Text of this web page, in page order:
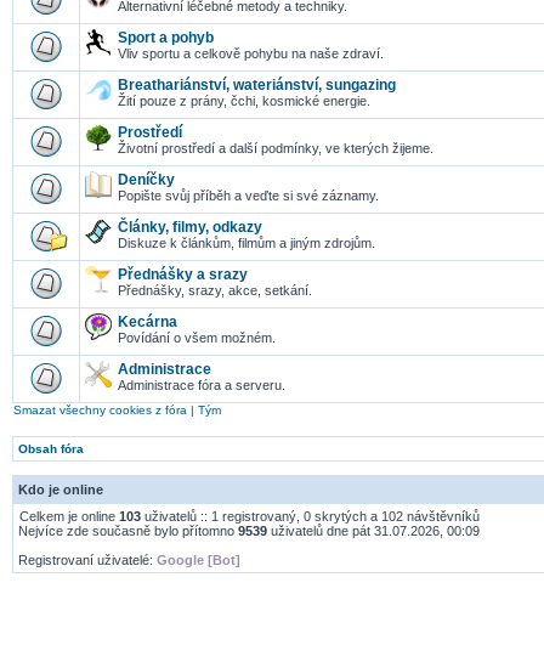
Alternativní léčebné metody a techniky.
Sport a pohyb
Vliv sportu a celkově pohybu na naše zdraví.
Breathariánství, wateriánství, sungazing
Žití pouze z prány, čchi, kosmické energie.
Prostředí
Životní prostředí a další podmínky, ve kterých žijeme.
Deníčky
Popište svůj příběh a veďte si své záznamy.
Články, filmy, odkazy
Diskuze k článkům, filmům a jiným zdrojům.
Přednášky a srazy
Přednášky, srazy, akce, setkání.
Kecárna
Povídání o všem možném.
Administrace
Administrace fóra a serveru.
Smazat všechny cookies z fóra | Tým
Obsah fóra
Kdo je online
Celkem je online 103 uživatelů :: 1 registrovaný, 0 skrytých a 102 návštěvníků
Nejvíce zde současně bylo přítomno 9539 uživatelů dne pát 31.07.2026, 00:09
Registrovaní uživatelé: Google [Bot]